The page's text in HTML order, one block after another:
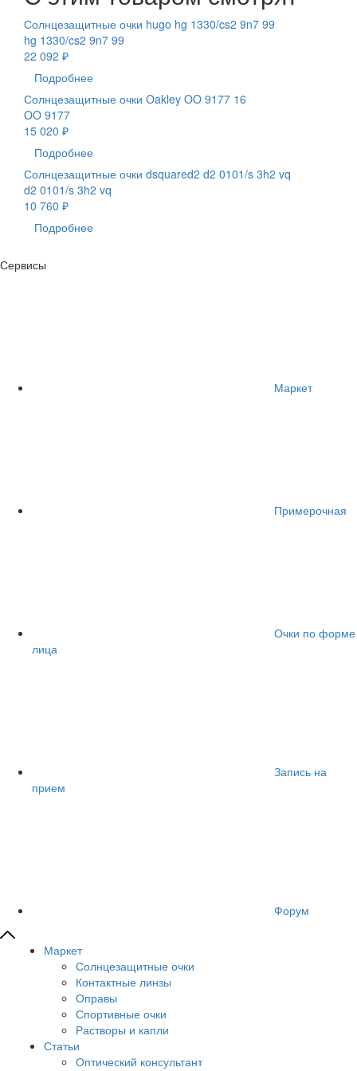
Солнцезащитные очки hugo hg 1330/cs2 9n7 99
hg 1330/cs2 9n7 99
22 092 ₽
Подробнее
Солнцезащитные очки Oakley OO 9177 16
OO 9177
15 020 ₽
Подробнее
Солнцезащитные очки dsquared2 d2 0101/s 3h2 vq
d2 0101/s 3h2 vq
10 760 ₽
Подробнее
Сервисы
Маркет
Примерочная
Очки по форме
лица
Запись на
прием
Форум
Маркет
Солнцезащитные очки
Контактные линзы
Оправы
Спортивные очки
Растворы и капли
Статьи
Оптический консультант